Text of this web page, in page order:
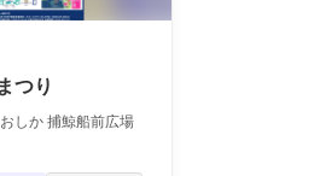
つり
しか 捕鯨船前広場